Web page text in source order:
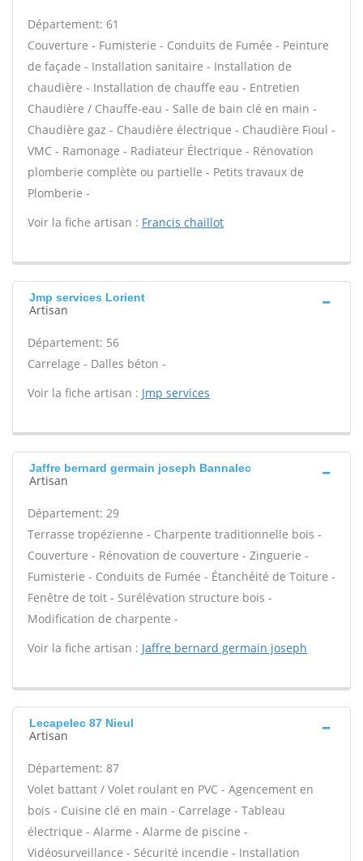
Département: 61
Couverture - Fumisterie - Conduits de Fumée - Peinture
de façade - Installation sanitaire - Installation de
chaudière - Installation de chauffe eau - Entretien
Chaudière / Chauffe-eau - Salle de bain clé en main -
Chaudière gaz - Chaudière électrique - Chaudière Fioul -
VMC - Ramonage - Radiateur Électrique - Rénovation
plomberie complète ou partielle - Petits travaux de
Plomberie -
Voir la fiche artisan : Francis chaillot
Jmp services Lorient
Artisan
Département: 56
Carrelage - Dalles béton -
Voir la fiche artisan : Jmp services
Jaffre bernard germain joseph Bannalec
Artisan
Département: 29
Terrasse tropézienne - Charpente traditionnelle bois -
Couverture - Rénovation de couverture - Zinguerie -
Fumisterie - Conduits de Fumée - Étanchéité de Toiture -
Fenêtre de toit - Surélévation structure bois -
Modification de charpente -
Voir la fiche artisan : Jaffre bernard germain joseph
Lecapelec 87 Nieul
Artisan
Département: 87
Volet battant / Volet roulant en PVC - Agencement en
bois - Cuisine clé en main - Carrelage - Tableau
électrique - Alarme - Alarme de piscine -
Vidéosurveillance - Sécurité incendie - Installation